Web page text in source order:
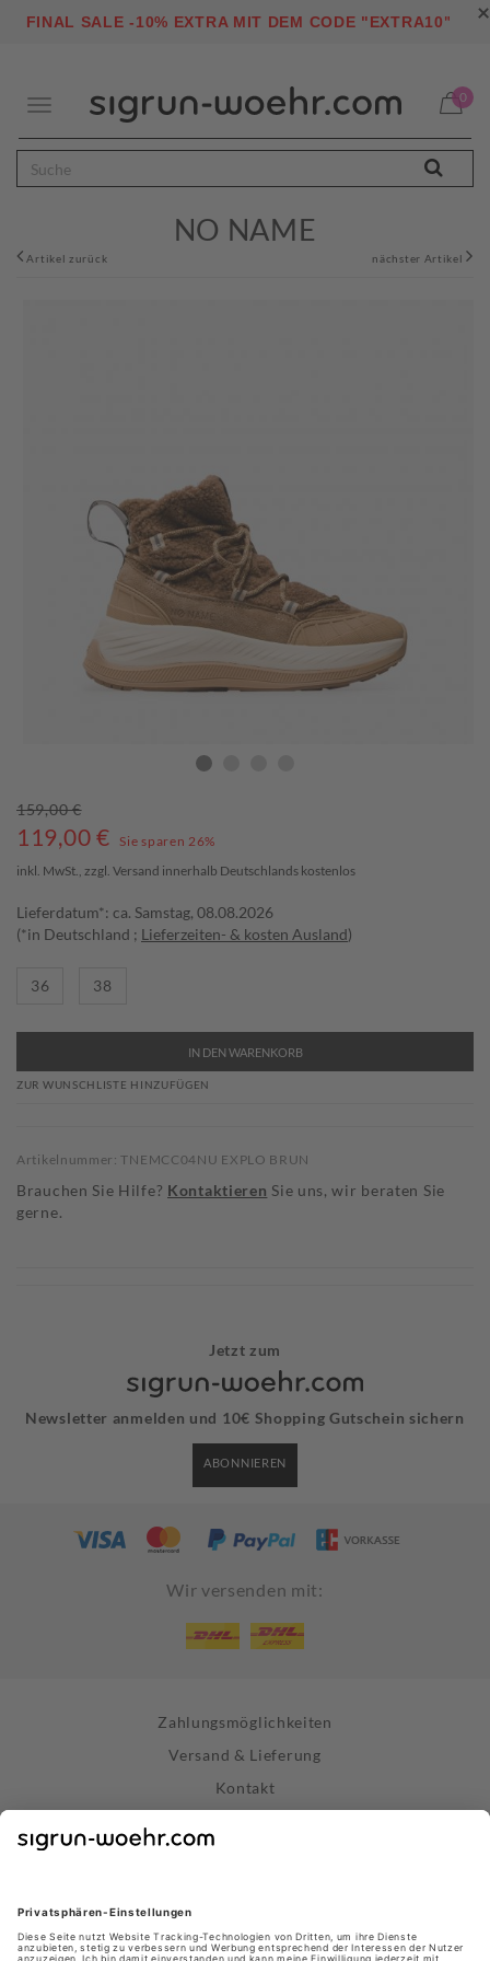
×
FINAL SALE -10% EXTRA MIT DEM CODE "EXTRA10"
Toggle
0
NO NAME
Artikel zurück nächster Artikel
159,00 €
119,00 €
Sie sparen 26%
inkl. MwSt., zzgl. Versand innerhalb Deutschlands kostenlos
Lieferdatum*: ca. Samstag, 08.08.2026
(*in Deutschland ; Lieferzeiten- & kosten Ausland)
36 38
IN DEN WARENKORB
ZUR WUNSCHLISTE HINZUFÜGEN
Artikelnummer: TNEMCC04NU EXPLO BRUN
Brauchen Sie Hilfe? Kontaktieren Sie uns, wir beraten Sie
gerne.
Jetzt zum
Newsletter anmelden und 10€ Shopping Gutschein sichern
ABONNIEREN
Wir versenden mit:
Zahlungsmöglichkeiten
Versand & Lieferung
Kontakt
Impressum